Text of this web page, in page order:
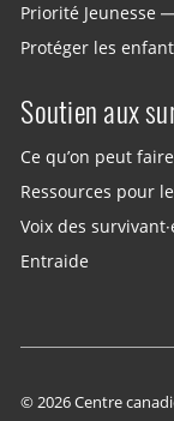
Priorité Jeunesse
Protéger les
Soutien aux
Ce qu’on peut faire
Ressources pour
Voix des
Entraide
© 2026 Centre